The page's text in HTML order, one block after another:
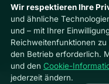
WiderrufsrechtCookies
Wir respektieren Ihre
und ähnliche
und – mit Ihrer
Reichweitenfunktionen
den Betrieb erforderlich.
und den Cookie-
jederzeit ändern.